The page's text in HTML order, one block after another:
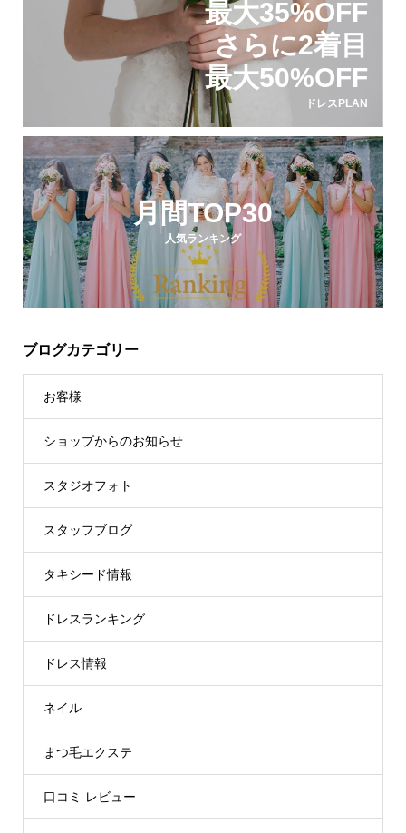
最大35%OFF
さらに2着目
最大50%OFF
ドレスPLAN
月間TOP30
人気ランキング
ブログカテゴリー
お客様
ショップからのお知らせ
スタジオフォト
スタッフブログ
タキシード情報
ドレスランキング
ドレス情報
ネイル
まつ毛エクステ
口コミ レビュー